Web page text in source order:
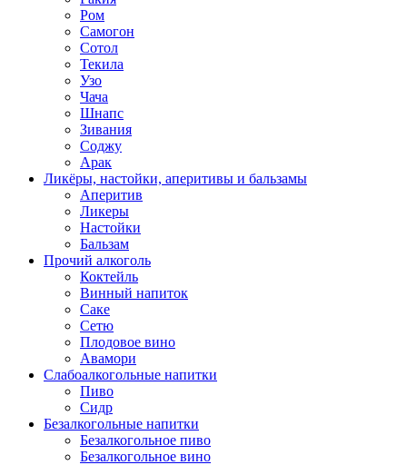
Ром
Самогон
Сотол
Текила
Узо
Чача
Шнапс
Зивания
Соджу
Арак
Ликёры, настойки, аперитивы и бальзамы
Аперитив
Ликеры
Настойки
Бальзам
Прочий алкоголь
Коктейль
Винный напиток
Саке
Сетю
Плодовое вино
Авамори
Слабоалкогольные напитки
Пиво
Сидр
Безалкогольные напитки
Безалкогольное пиво
Безалкогольное вино